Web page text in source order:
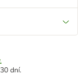
dní.